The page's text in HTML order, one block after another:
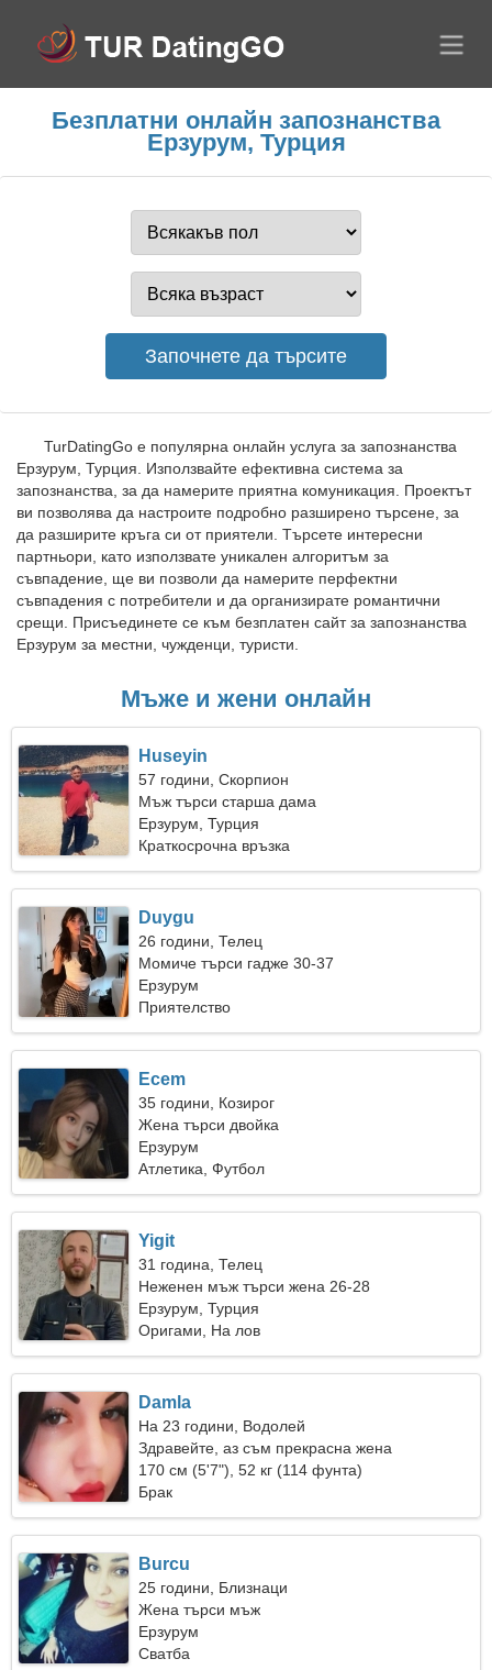
Безплатни онлайн запознанства
Ерзурум, Турция
TurDatingGo е популярна онлайн услуга за запознанства
Ерзурум, Турция. Използвайте ефективна система за
запознанства, за да намерите приятна комуникация. Проектът
ви позволява да настроите подробно разширено търсене, за
да разширите кръга си от приятели. Търсете интересни
партньори, като използвате уникален алгоритъм за
съвпадение, ще ви позволи да намерите перфектни
съвпадения с потребители и да организирате романтични
срещи. Присъединете се към безплатен сайт за запознанства
Ерзурум за местни, чужденци, туристи.
Мъже и жени онлайн
Huseyin
57 години, Скорпион
Мъж търси старша дама
Ерзурум, Турция
Краткосрочна връзка
Duygu
26 години, Телец
Момиче търси гадже 30-37
Ерзурум
Приятелство
Ecem
35 години, Козирог
Жена търси двойка
Ерзурум
Атлетика, Футбол
Yigit
31 година, Телец
Неженен мъж търси жена 26-28
Ерзурум, Турция
Оригами, На лов
Damla
На 23 години, Водолей
Здравейте, аз съм прекрасна жена
170 см (5'7"), 52 кг (114 фунта)
Брак
Burcu
25 години, Близнаци
Жена търси мъж
Ерзурум
Сватба